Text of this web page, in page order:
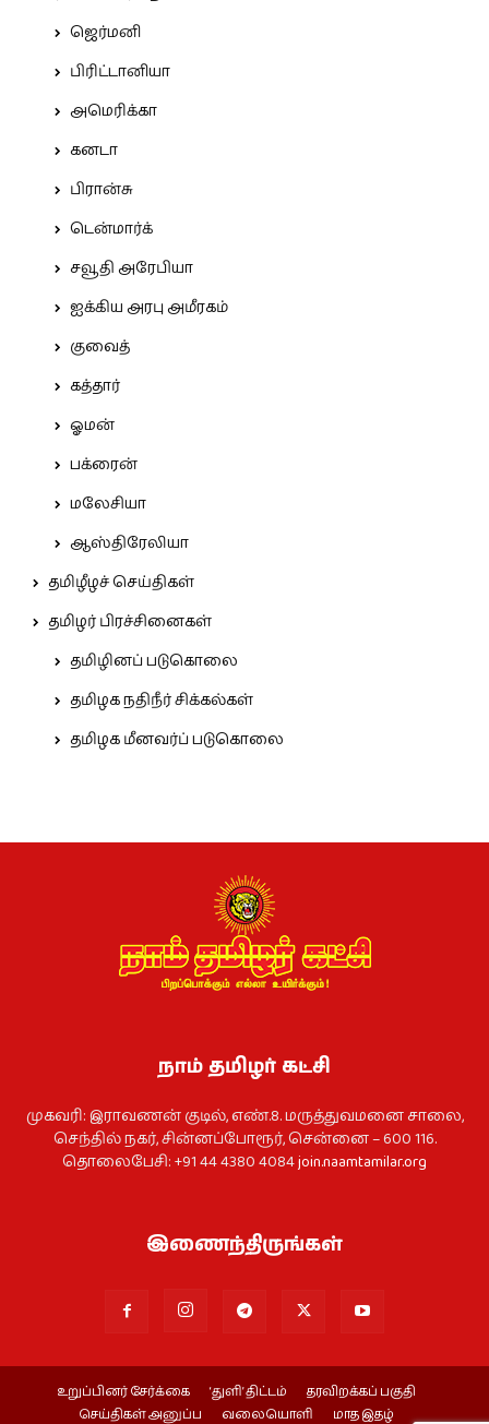
ஜெர்மனி
பிரிட்டானியா
அமெரிக்கா
கனடா
பிரான்சு
டென்மார்க்
சவூதி அரேபியா
ஐக்கிய அரபு அமீரகம்
குவைத்
கத்தார்
ஓமன்
பக்ரைன்
மலேசியா
ஆஸ்திரேலியா
தமிழீழச் செய்திகள்
தமிழர் பிரச்சினைகள்
தமிழினப் படுகொலை
தமிழக நதிநீர் சிக்கல்கள்
தமிழக மீனவர்ப் படுகொலை
நாம் தமிழர் கட்சி
முகவரி: இராவணன் குடில், எண்.8. மருத்துவமனை சாலை,
செந்தில் நகர், சின்னப்போரூர், சென்னை – 600 116.
தொலைபேசி: +91 44 4380 4084join.naamtamilar.org
இணைந்திருங்கள்
உறுப்பினர் சேர்க்கை ‘துளி’ திட்டம்
தரவிறக்கப் பகுதி
செய்திகள் அனுப்ப
வலையொளி மாத இதழ்